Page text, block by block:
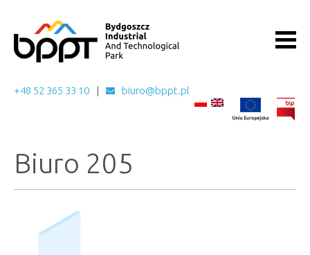
+48 52 365 33 10 biuro@bppt.pl
Biuro 205